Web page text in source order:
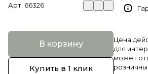
Арт. 66326
В корзину
Купить в 1 клик
Цена
для
может